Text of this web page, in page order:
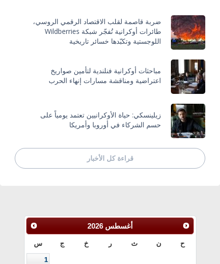
ضربة قاصمة لقلب الاقتصاد الرقمي الروسي،
طائرات أوكرانية تُفجّر شبكة Wildberries
اللوجستية وتكبّدها خسائر تاريخية
مباحثات أوكرانية فنلندية لتأمين صواريخ
اعتراضية ومناقشة مسارات إنهاء الحرب
زيلينسكي: حياة الأوكرانيين تعتمد يومياً على
حسم الشركاء في أوروبا وأمريكا
قراءة كل الأخبار
أغسطس 2026
ح ن ث ر خ ج س
1